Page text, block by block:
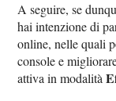
A seguire, se
hai intenzione di
online, nelle quali
console e
attiva in modalità